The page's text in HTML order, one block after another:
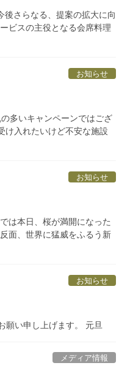
後さらなる、提案の拡大に向
ビスの主役となる会席料理
お知らせ
多いキャンペーンではござ
け入れたいけど不安な施設
お知らせ
は本日、桜が満開になった
面、世界に猛威をふるう新
お知らせ
願い申し上げます。 元旦
メディア情報